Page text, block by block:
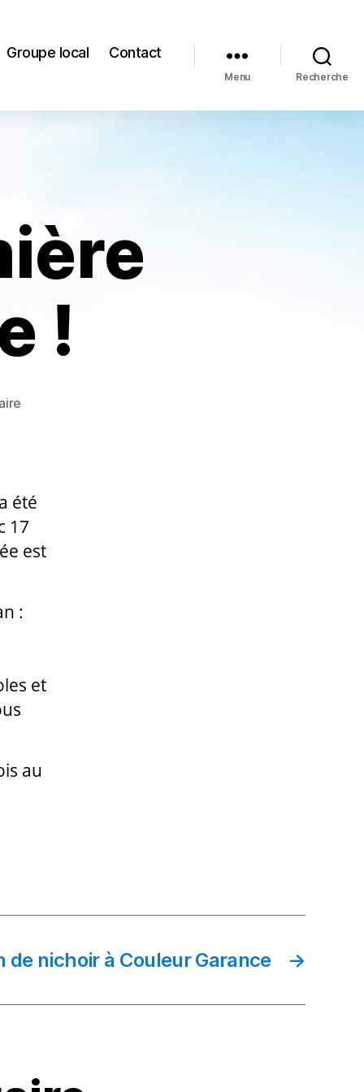
Groupe local Contact
Menu Recherche
!
réussie
!
été
17
est
:
et
au
→
de nichoir à Couleur Garance